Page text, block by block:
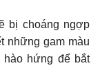
bị choáng ngợp
những gam màu
hào hứng để bắt